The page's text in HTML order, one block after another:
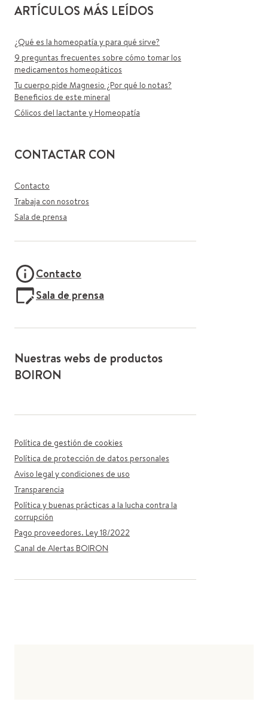
ARTÍCULOS MÁS LEÍDOS
¿Qué es la homeopatía y para qué sirve?
9 preguntas frecuentes sobre cómo tomar los
medicamentos homeopáticos
Tu cuerpo pide Magnesio ¿Por qué lo notas?
Beneficios de este mineral
Cólicos del lactante y Homeopatía
CONTACTAR CON
Contacto
Trabaja con nosotros
Sala de prensa
Contacto
Sala de prensa
Nuestras webs de productos
BOIRON
Política de gestión de cookies
Política de protección de datos personales
Aviso legal y condiciones de uso
Transparencia
Política y buenas prácticas a la lucha contra la
corrupción
Pago proveedores. Ley 18/2022
Canal de Alertas BOIRON